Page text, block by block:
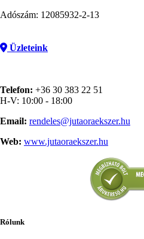
Adószám: 12085932-2-13
Üzleteink
Telefon: +36 30 383 22 51
H-V: 10:00 - 18:00
Email: rendeles@jutaoraekszer.hu
Web: www.jutaoraekszer.hu
Rólunk